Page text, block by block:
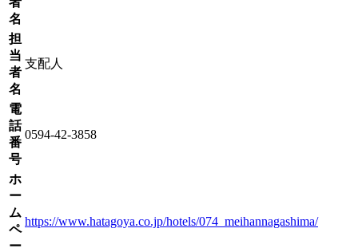
名
担
当
者
名
支配人
電
話
番
号
0594-42-3858
ホ
ー
ム
ペ
https://www.hatagoya.co.jp/hotels/074_meihannagashima/